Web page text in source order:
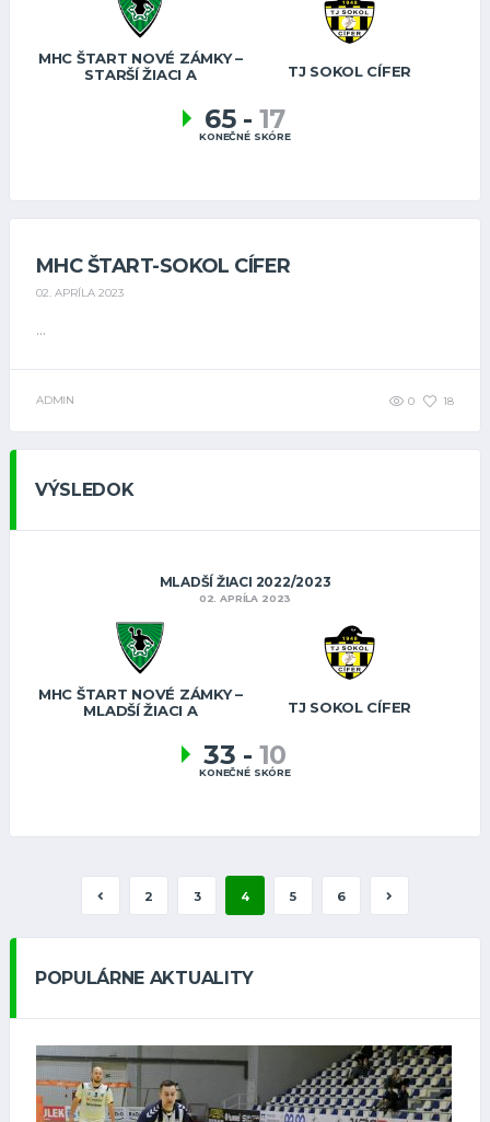
MHC ŠTART NOVÉ ZÁMKY –
STARŠÍ ŽIACI A
TJ SOKOL CÍFER
65 - 17
KONEČNÉ SKÓRE
MHC ŠTART-SOKOL CÍFER
02. APRÍLA 2023
...
ADMIN 0 18
VÝSLEDOK
MLADŠÍ ŽIACI 2022/2023
02. APRÍLA 2023
MHC ŠTART NOVÉ ZÁMKY –
MLADŠÍ ŽIACI A
TJ SOKOL CÍFER
33 - 10
KONEČNÉ SKÓRE
2 3 4 5 6
POPULÁRNE AKTUALITY